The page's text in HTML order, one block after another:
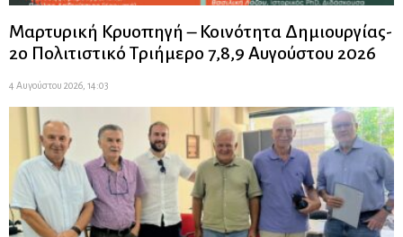
Μαρτυρική Κρυοπηγή – Κοινότητα Δημιουργίας-
2ο Πολιτιστικό Τριήμερο 7,8,9 Αυγούστου 2026
4 Αυγούστου 2026, 14:03